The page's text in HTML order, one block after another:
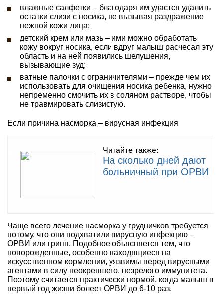
влажные салфетки – благодаря им удастся удалить
остатки слизи с носика, не вызывая раздражение
нежной кожи лица;
детский крем или мазь – ими можно обработать
кожу вокруг носика, если вдруг малыш расчесал эту
область и на ней появились шелушения,
вызывающие зуд;
ватные палочки с ограничителями – прежде чем их
использовать для очищения носика ребенка, нужно
непременно смочить их в соляном растворе, чтобы
не травмировать слизистую.
Если причина насморка – вирусная инфекция
Читайте также:
На сколько дней дают
больничный при ОРВИ
Чаще всего лечение насморка у грудничков требуется
потому, что они подхватили вирусную инфекцию –
ОРВИ или грипп. Подобное объясняется тем, что
новорожденные, особенно находящиеся на
искусственном кормлении, уязвимы перед вирусными
агентами в силу неокрепшего, незрелого иммунитета.
Поэтому считается практически нормой, когда малыш в
первый год жизни болеет ОРВИ до 6-10 раз.